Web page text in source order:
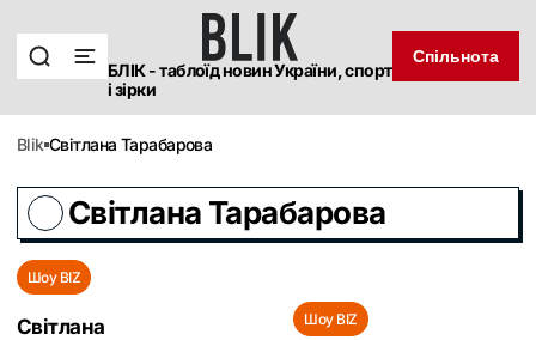
БЛІК - таблоїд новин України, спорт
і зірки
Спільнота
blik Світлана Тарабарова
Світлана Тарабарова
Шоу BIZ
Світлана
Шоу BIZ